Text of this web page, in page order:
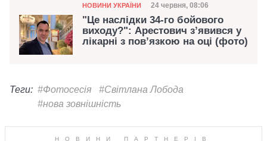
Категорія
НОВИНИ УКРАЇНИ Дата публікації
24 червня, 08:06
"Це наслідки 34-го бойового
виходу?": Арестович з’явився у
лікарні з пов’язкою на оці (фото)
Теги: #Фотосесія
#Світлана Лобода
#нова зовнішність